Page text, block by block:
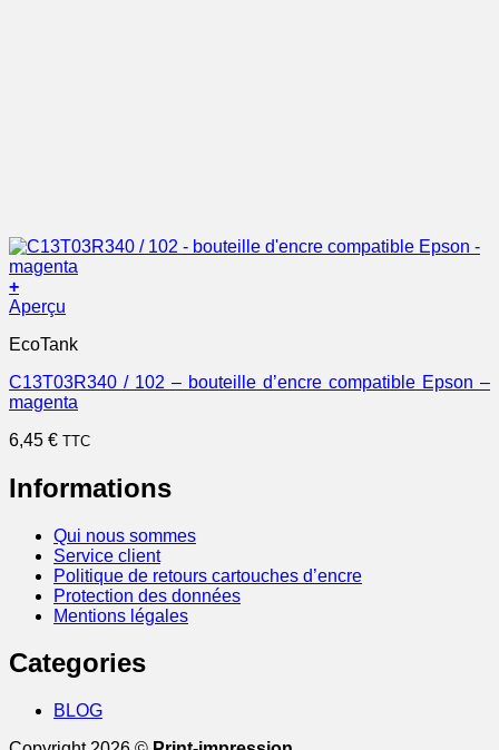
+
Aperçu
EcoTank
C13T03R340 / 102 – bouteille d’encre compatible Epson –
magenta
6,45 € TTC
Informations
Qui nous sommes
Service client
Politique de retours cartouches d’encre
Protection des données
Mentions légales
Categories
BLOG